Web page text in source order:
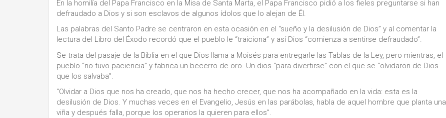
En la homilía del Papa Francisco en la Misa de Santa Marta, el Papa Francisco pidió a los fieles preguntarse si han
defraudado a Dios y si son esclavos de algunos ídolos que lo alejan de Él.
Las palabras del Santo Padre se centraron en esta ocasión en el “sueño y la desilusión de Dios” y al comentar la
lectura del Libro del Éxodo recordó que el pueblo le “traiciona” y así Dios “comienza a sentirse defraudado”.
Se trata del pasaje de la Biblia en el que Dios llama a Moisés para entregarle las Tablas de la Ley, pero mientras, el
pueblo “no tuvo paciencia” y fabrica un becerro de oro. Un dios “para divertirse” con el que se “olvidaron de Dios
que los salvaba”.
“Olvidar a Dios que nos ha creado, que nos ha hecho crecer, que nos ha acompañado en la vida: esta es la
desilusión de Dios. Y muchas veces en el Evangelio, Jesús en las parábolas, habla de aquel hombre que planta una
viña y después falla, porque los operarios la quieren para ellos”.